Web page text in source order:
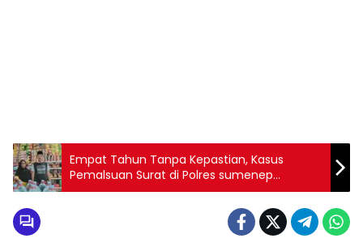
Empat Tahun Tanpa Kepastian, Kasus
Pemalsuan Surat di Polres sumenep
Dilaporkan ke Itwasum Mabes Polri